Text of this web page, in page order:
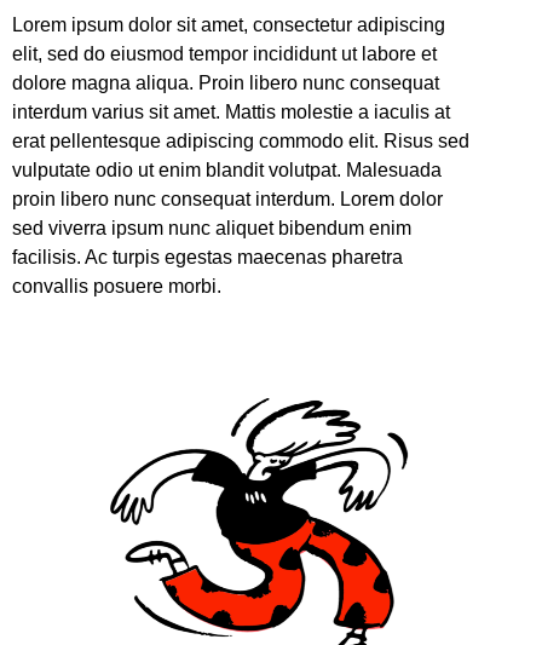
Lorem ipsum dolor sit amet, consectetur adipiscing
elit, sed do eiusmod tempor incididunt ut labore et
dolore magna aliqua. Proin libero nunc consequat
interdum varius sit amet. Mattis molestie a iaculis at
erat pellentesque adipiscing commodo elit. Risus sed
vulputate odio ut enim blandit volutpat. Malesuada
proin libero nunc consequat interdum. Lorem dolor
sed viverra ipsum nunc aliquet bibendum enim
facilisis. Ac turpis egestas maecenas pharetra
convallis posuere morbi.